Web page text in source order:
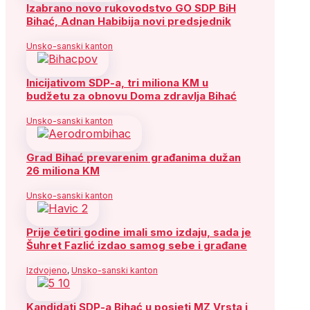
Izabrano novo rukovodstvo GO SDP BiH
Bihać, Adnan Habibija novi predsjednik
Unsko-sanski kanton
Inicijativom SDP-a, tri miliona KM u
budžetu za obnovu Doma zdravlja Bihać
Unsko-sanski kanton
Grad Bihać prevarenim građanima dužan
26 miliona KM
Unsko-sanski kanton
Prije četiri godine imali smo izdaju, sada je
Šuhret Fazlić izdao samog sebe i građane
Izdvojeno, Unsko-sanski kanton
Kandidati SDP-a Bihać u posjeti MZ Vrsta i